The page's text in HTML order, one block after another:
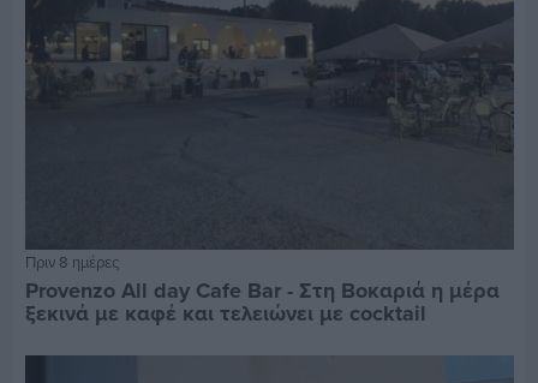
Πριν 8 ημέρες
Provenzo All day Cafe Bar - Στη Βοκαριά η μέρα
ξεκινά με καφέ και τελειώνει με cocktail